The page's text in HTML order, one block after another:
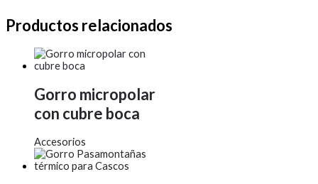
Productos relacionados
Gorro micropolar
con cubre boca
Accesorios